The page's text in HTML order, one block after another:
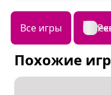
Все игры
Похожие